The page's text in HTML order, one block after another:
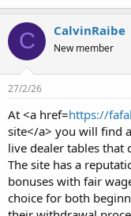
C CalvinRaibe
New member
27/2/26
At <a href=https://
site</a> you will find
live dealer tables that
The site has a
bonuses with fair
choice for both